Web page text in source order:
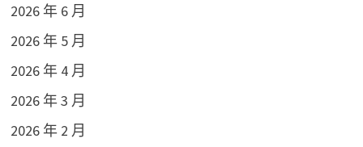
2026 年 6 月
2026 年 5 月
2026 年 4 月
2026 年 3 月
2026 年 2 月